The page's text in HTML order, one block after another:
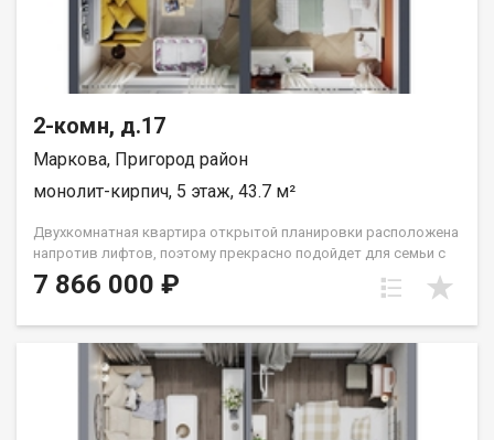
2-комн, д.17
Маркова, Пригород район
монолит-кирпич, 5 этаж, 43.7 м²
Двухкомнатная квартира открытой планировки расположена
напротив лифтов, поэтому прекрасно подойдет для семьи с
маленьким ребёнком или человека с ограниченными
возможностями. Расположение окон на Сергиев Посад.
компаний «Восток Центр Иркутск»
7 866 000 ₽